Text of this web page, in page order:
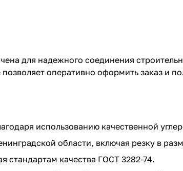
для надежного соединения
оперативно оформить заказ и
использованию качественной
области, включая резку в
стандартам качества ГОСТ 3282-74.